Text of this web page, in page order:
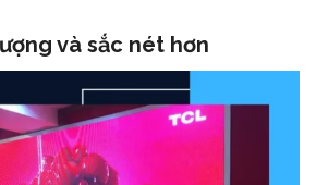
và sắc nét hơn